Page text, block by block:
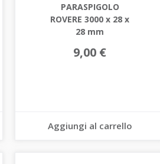
PARASPIGOLO
ROVERE 3000 x 28 x
28 mm
9,00 €
Aggiungi al carrello